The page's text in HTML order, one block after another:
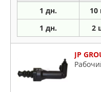
1 дн. 10
1 дн. 2
JP